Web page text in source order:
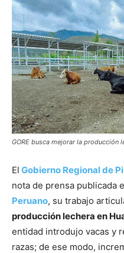
GORE busca mejorar la producción
El Gobierno Regional de
nota de prensa publicada
Peruano, su trabajo
producción lechera en
entidad introdujo vacas y
razas; de ese modo,